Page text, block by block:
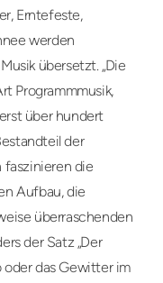
Erntefeste,
werden
übersetzt. „Die
Programmmusik,
über hundert
der
faszinieren die
Aufbau, die
überraschenden
der Satz „Der
oder das Gewitter im